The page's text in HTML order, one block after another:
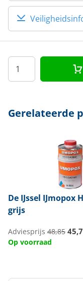
Gerelateerde
De IJssel IJmopox
grijs
Adviesprijs 48,85
Op voorraad